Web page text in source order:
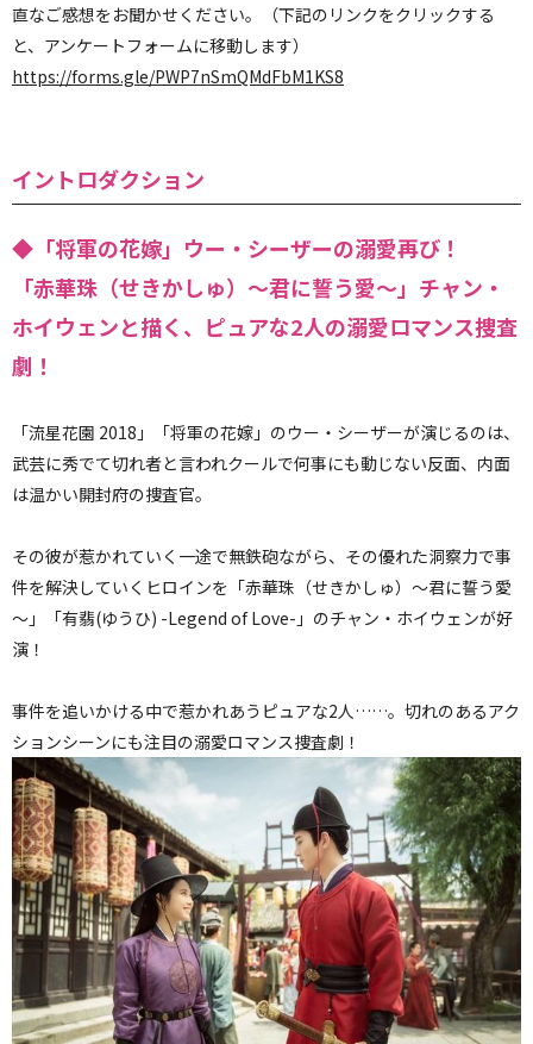
直なご感想をお聞かせください。（下記のリンクをクリックする
と、アンケートフォームに移動します）
https://forms.gle/PWP7nSmQMdFbM1KS8
イントロダクション
◆「将軍の花嫁」ウー・シーザーの溺愛再び！
「赤華珠（せきかしゅ）～君に誓う愛～」チャン・
ホイウェンと描く、ピュアな2人の溺愛ロマンス捜査
劇！
「流星花園 2018」「将軍の花嫁」のウー・シーザーが演じるのは、
武芸に秀でて切れ者と言われクールで何事にも動じない反面、内面
は温かい開封府の捜査官。
その彼が惹かれていく一途で無鉄砲ながら、その優れた洞察力で事
件を解決していくヒロインを「赤華珠（せきかしゅ）～君に誓う愛
～」「有翡(ゆうひ) -Legend of Love-」のチャン・ホイウェンが好
演！
事件を追いかける中で惹かれあうピュアな2人……。切れのあるアク
ションシーンにも注目の溺愛ロマンス捜査劇！